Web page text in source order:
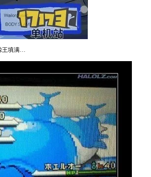
王填满…